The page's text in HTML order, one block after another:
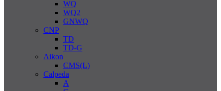
WQ
WQ2
GNWQ
CNP
TD
TD-G
Aikon
CMS(L)
Calpeda
A